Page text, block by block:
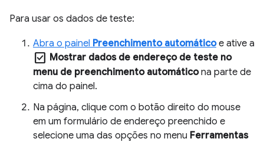
Para usar os dados de teste:
Abra o painel Preenchimento automáticoe ative a
check_box Mostrar dados de endereço de teste no
menu de preenchimento automáticona parte de
cima do painel.
Na página, clique com o botão direito do mouse
em um formulário de endereço preenchido e
selecione uma das opções no menu Ferramentas